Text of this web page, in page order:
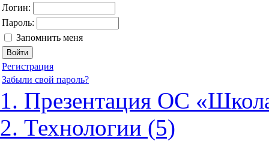
Логин:
Пароль:
Запомнить меня
Регистрация
Забыли свой пароль?
1. Презентация ОС
2. Технологии (5)